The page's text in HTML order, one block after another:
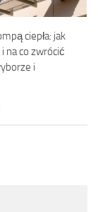
ciepła: jak
na co zwrócić
i